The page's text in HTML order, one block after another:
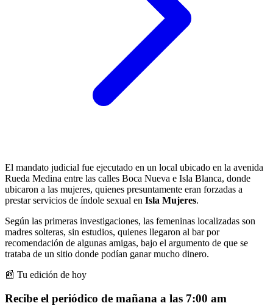
El mandato judicial fue ejecutado en un local ubicado en la avenida
Rueda Medina entre las calles Boca Nueva e Isla Blanca, donde
ubicaron a las mujeres, quienes presuntamente eran forzadas a
prestar servicios de índole sexual en Isla Mujeres.
Según las primeras investigaciones, las femeninas localizadas son
madres solteras, sin estudios, quienes llegaron al bar por
recomendación de algunas amigas, bajo el argumento de que se
trataba de un sitio donde podían ganar mucho dinero.
📰 Tu edición de hoy
Recibe el periódico de mañana a las 7:00 am